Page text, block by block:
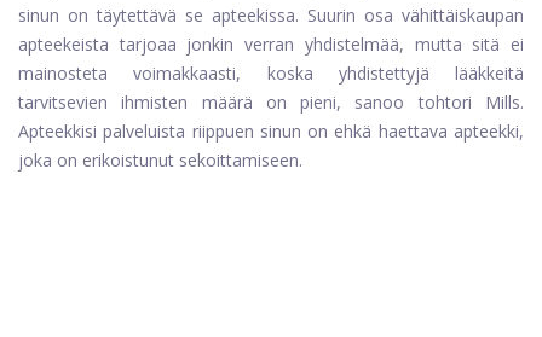
sinun on täytettävä se apteekissa. Suurin osa vähittäiskaupan
apteekeista tarjoaa jonkin verran yhdistelmää, mutta sitä ei
mainosteta voimakkaasti, koska yhdistettyjä lääkkeitä
tarvitsevien ihmisten määrä on pieni, sanoo tohtori Mills.
Apteekkisi palveluista riippuen sinun on ehkä haettava apteekki,
joka on erikoistunut sekoittamiseen.